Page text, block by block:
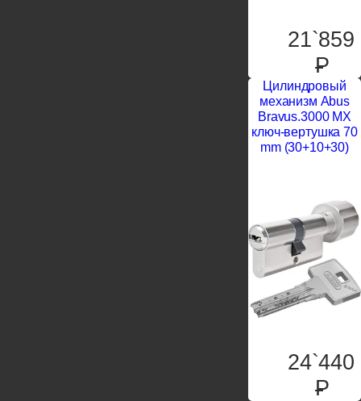
21`859
P
Цилиндровый
механизм Abus
Bravus.3000 MX
ключ-вертушка 70
mm (30+10+30)
24`440
P